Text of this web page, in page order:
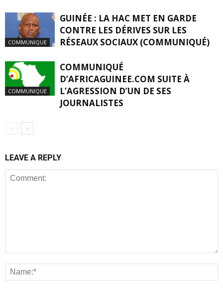
COMMUNIQUE
GUINÉE : LA HAC MET EN GARDE
CONTRE LES DÉRIVES SUR LES
RÉSEAUX SOCIAUX (COMMUNIQUÉ)
COMMUNIQUE
COMMUNIQUÉ
D’AFRICAGUINEE.COM SUITE À
L’AGRESSION D’UN DE SES
JOURNALISTES
LEAVE A REPLY